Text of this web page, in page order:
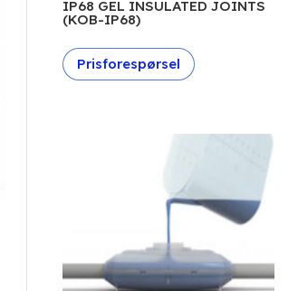
IP68 GEL INSULATED JOINTS
(KOB-IP68)
Prisforespørsel